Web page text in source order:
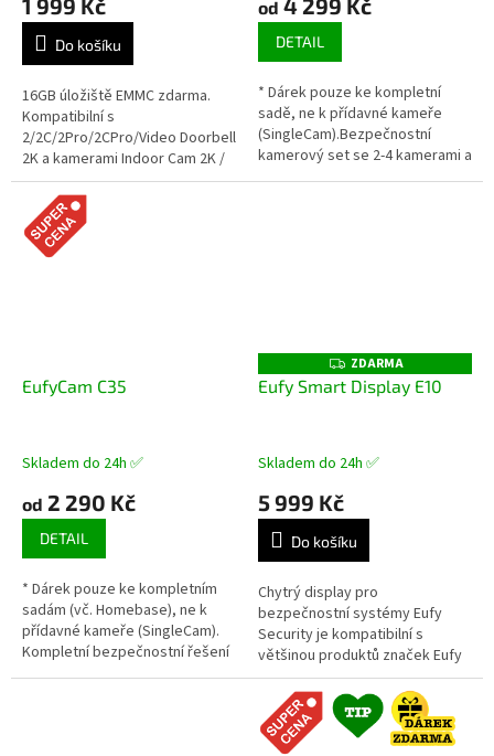
Do košíku
16GB úložiště EMMC zdarma.
Kompatibilní s
2/2C/2Pro/2CPro/Video Doorbell
2K a kamerami Indoor Cam 2K /
E220.Napájecí adaptér a
ethernetový kabel nejsou
součástí...
od
DETAIL
* Dárek pouze ke kompletní
sadě, ne k přídavné kameře
(SingleCam).Bezpečnostní
kamerový set se 2-4 kamerami a
centrální jednotkou HomeBase
EufyCam C35
Skladem do 24h ✅
od 2 290 Kč
DETAIL
* Dárek pouze ke kompletním
sadám (vč. Homebase), ne k
přídavné kameře (SingleCam).
Kompletní bezpečnostní řešení
pro dům, chatu i firemní
Z
D
A
ZDARMA
Eufy Smart Display E10
Skladem do 24h ✅
5 999 Kč
Do košíku
Chytrý display pro
bezpečnostní systémy Eufy
Security je kompatibilní s
většinou produktů značek Eufy
a představuje perfektní volbu
pro monitorování vašeho
domova 24/7....